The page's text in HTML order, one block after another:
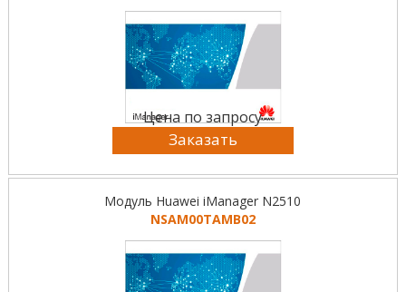
Цена по запросу
Заказать
Модуль Huawei iManager N2510
NSAM00TAMB02